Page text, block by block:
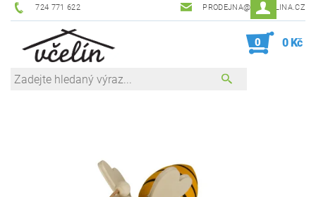
724 771 622 PRODEJNA@ZEVCELINA.CZ
0 0 Kč